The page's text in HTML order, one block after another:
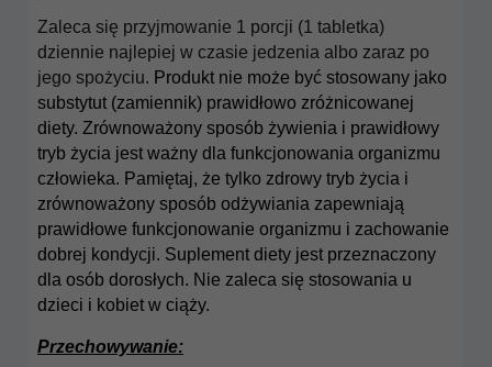
Zaleca się przyjmowanie 1 porcji (1 tabletka)
dziennie najlepiej w czasie jedzenia albo zaraz po
jego spożyciu. Produkt nie może być stosowany jako
substytut (zamiennik) prawidłowo zróżnicowanej
diety. Zrównoważony sposób żywienia i prawidłowy
tryb życia jest ważny dla funkcjonowania organizmu
człowieka. Pamiętaj, że tylko zdrowy tryb życia i
zrównoważony sposób odżywiania zapewniają
prawidłowe funkcjonowanie organizmu i zachowanie
dobrej kondycji. Suplement diety jest przeznaczony
dla osób dorosłych. Nie zaleca się stosowania u
dzieci i kobiet w ciąży.
Przechowywanie: